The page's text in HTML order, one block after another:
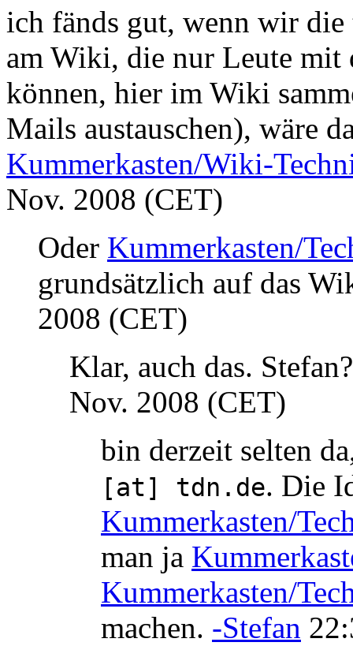
ich fänds gut, wenn wir
am Wiki, die nur Leute mit
können, hier im Wiki
Mails austauschen), wäre
Kummerkasten/Wiki-
Nov. 2008 (CET)
Oder Kummerkasten/
grundsätzlich auf das
2008 (CET)
Klar, auch das.
Nov. 2008 (CET)
bin derzeit selten
[at] tdn.de. Die
Kummerkasten/
man ja
Kummerkasten/
machen. -Stefan